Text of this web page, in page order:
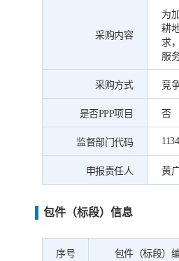
采购内容
为
耕
求
服
采购方式 竞
是否PPP项目 否
监督部门代码
申报责任人 黄
包件（标段）信息
序号 包件（标段）